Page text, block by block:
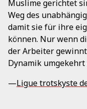
Muslime gerichtet
Weg des
damit sie für ihre
können. Nur wenn
der Arbeiter
Dynamik umgekehrt
—Ligue trotskyste